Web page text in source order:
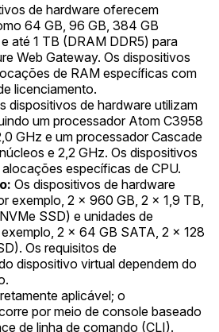
de hardware oferecem
64 GB, 96 GB, 384 GB
até 1 TB (DRAM DDR5) para
Web Gateway. Os dispositivos
de RAM específicas com
licenciamento.
dispositivos de hardware utilizam
um processador Atom C3958
GHz e um processador Cascade
e 2,2 GHz. Os dispositivos
específicas de CPU.
Os dispositivos de hardware
exemplo, 2 x 960 GB, 2 x 1,9 TB,
SSD) e unidades de
2 x 64 GB SATA, 2 x 128
Os requisitos de
dispositivo virtual dependem do
aplicável; o
por meio de console baseado
de linha de comando (CLI).